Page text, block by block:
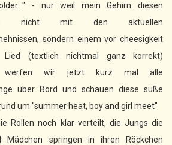
- nur weil mein Gehirn diesen
nicht mit den aktuellen
sondern einem vor cheesigkeit
Lied (textlich nichtmal ganz korrekt)
werfen wir jetzt kurz mal alle
über Bord und schauen diese süße
um "summer heat, boy and girl meet"
Rollen noch klar verteilt, die Jungs die
Mädchen springen in ihren Röckchen